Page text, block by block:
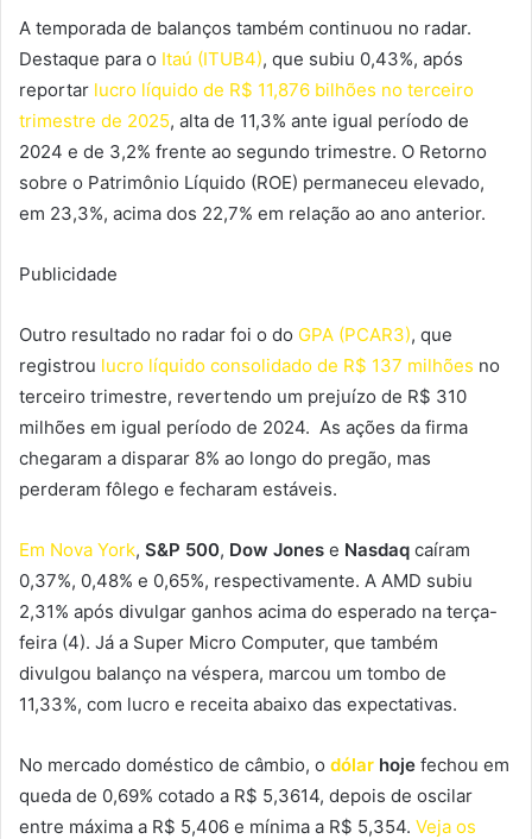
A temporada de balanços também continuou no radar.
Destaque para o Itaú (ITUB4), que subiu 0,43%, após
reportar lucro líquido de R$ 11,876 bilhões no terceiro
trimestre de 2025, alta de 11,3% ante igual período de
2024 e de 3,2% frente ao segundo trimestre. O Retorno
sobre o Patrimônio Líquido (ROE) permaneceu elevado,
em 23,3%, acima dos 22,7% em relação ao ano anterior.
Publicidade
Outro resultado no radar foi o do GPA (PCAR3), que
registrou lucro líquido consolidado de R$ 137 milhões no
terceiro trimestre, revertendo um prejuízo de R$ 310
milhões em igual período de 2024. As ações da firma
chegaram a disparar 8% ao longo do pregão, mas
perderam fôlego e fecharam estáveis.
Em Nova York, S&P 500, Dow Jones e Nasdaq caíram
0,37%, 0,48% e 0,65%, respectivamente. A AMD subiu
2,31% após divulgar ganhos acima do esperado na terça-
feira (4). Já a Super Micro Computer, que também
divulgou balanço na véspera, marcou um tombo de
11,33%, com lucro e receita abaixo das expectativas.
No mercado doméstico de câmbio, o dólar hoje fechou em
queda de 0,69% cotado a R$ 5,3614, depois de oscilar
entre máxima a R$ 5,406 e mínima a R$ 5,354. Veja os